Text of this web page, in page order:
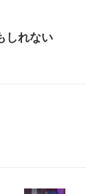
しれない